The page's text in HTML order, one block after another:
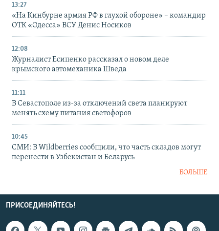
13:27
«На Кинбурне армия РФ в глухой обороне» – командир
ОТК «Одесса» ВСУ Денис Носиков
12:08
Журналист Есипенко рассказал о новом деле
крымского автомеханика Шведа
11:11
В Севастополе из-за отключений света планируют
менять схему питания светофоров
10:45
СМИ: В Wildberries сообщили, что часть складов могут
перенести в Узбекистан и Беларусь
БОЛЬШЕ
ПРИСОЕДИНЯЙТЕСЬ!